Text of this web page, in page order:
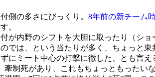
側の多さにびっくり。 8年前の新チーム
。
が内野のシフトを大胆に取ったり（シ
では、という当たりが多く、ちょっと
にミート中心の打撃に徹した、とも言え
牽制死があり、これもちょっともったいな